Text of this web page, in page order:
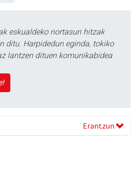
eskualdeko nortasun hitzak
ditu. Harpidedun eginda, tokiko
lantzen dituen komunikabidea
Erantzun